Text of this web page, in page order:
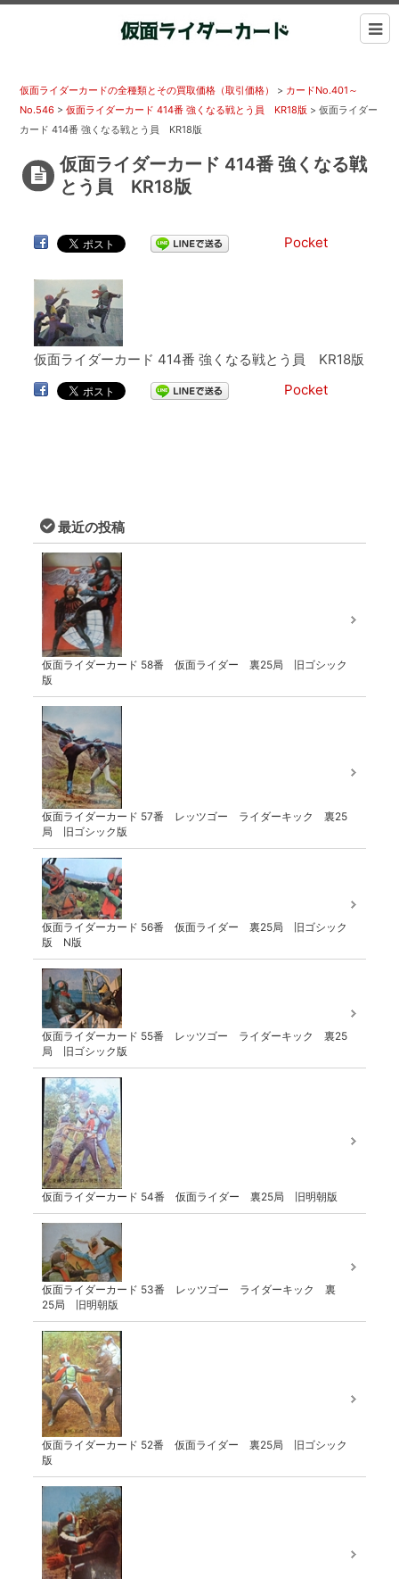
仮面ライダーカードの全種類とその買取価格（取引価格） > カードNo.401～
No.546 >仮面ライダーカード 414番 強くなる戦とう員 KR18版 >仮面ライダー
カード 414番 強くなる戦とう員 KR18版
仮面ライダーカード 414番 強くなる戦
とう員 KR18版
Pocket
仮面ライダーカード 414番 強くなる戦とう員 KR18版
Pocket
最近の投稿
仮面ライダーカード 58番 仮面ライダー 裏25局 旧ゴシック
版
仮面ライダーカード 57番 レッツゴー ライダーキック 裏25
局 旧ゴシック版
仮面ライダーカード 56番 仮面ライダー 裏25局 旧ゴシック
版 N版
仮面ライダーカード 55番 レッツゴー ライダーキック 裏25
局 旧ゴシック版
仮面ライダーカード 54番 仮面ライダー 裏25局 旧明朝版
仮面ライダーカード 53番 レッツゴー ライダーキック 裏
25局 旧明朝版
仮面ライダーカード 52番 仮面ライダー 裏25局 旧ゴシック
版